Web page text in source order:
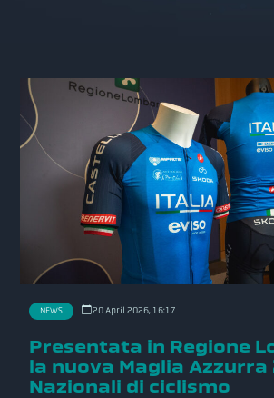
NEWS 20 April 2026, 16:17
Presentata in Regione
la nuova Maglia Azzurra
Nazionali di ciclismo